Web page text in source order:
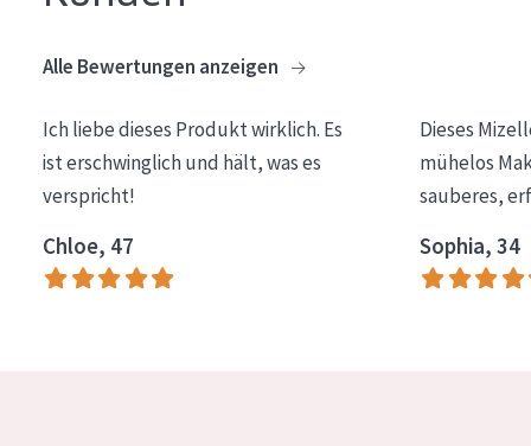
Alle Bewertungen anzeigen
Ich liebe dieses Produkt wirklich. Es
ist erschwinglich und hält, was es
verspricht!
Chloe, 47
Dieses
mühelos
sauberes,
Sophia, 34